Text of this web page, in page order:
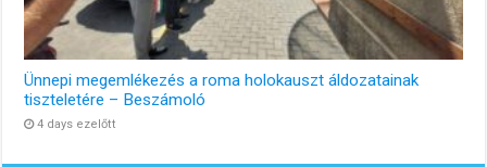
Ünnepi megemlékezés a roma holokauszt áldozatainak
tiszteletére – Beszámoló
4 days ezelőtt